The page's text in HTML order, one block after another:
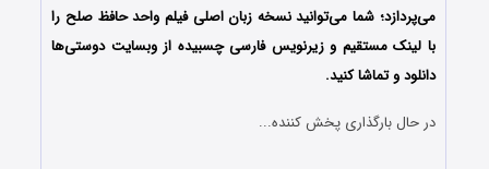
می‌پردازد؛ شما می‌توانید نسخه زبان اصلی فیلم واحد حافظ صلح را
با ‌لینک مستقیم و زیرنویس فارسی چسبیده از وبسایت دوستی‌ها
دانلود و تماشا کنید.
در حال بارگذاری پخش کننده...